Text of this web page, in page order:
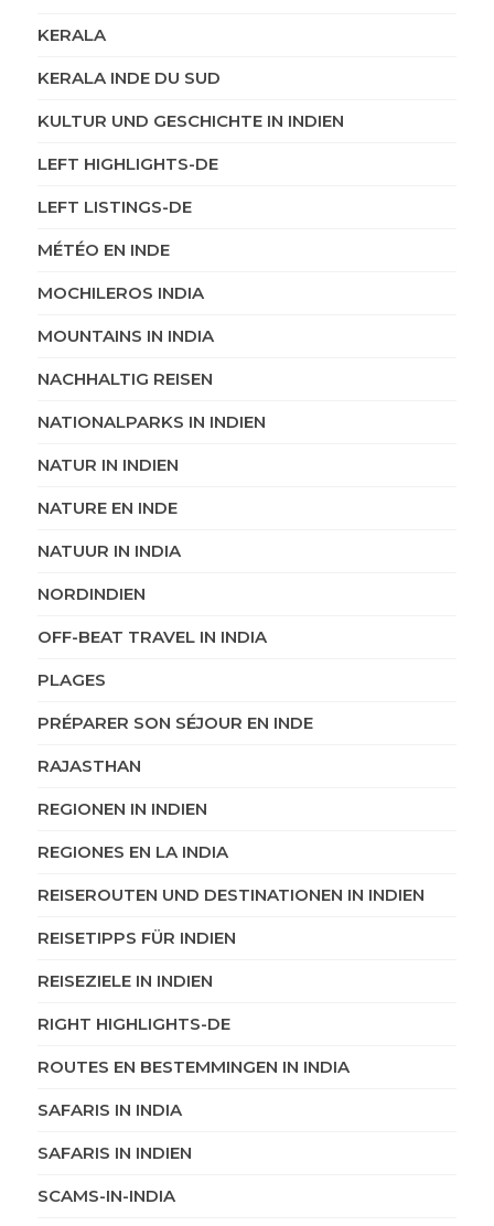
KERALA
KERALA INDE DU SUD
KULTUR UND GESCHICHTE IN INDIEN
LEFT HIGHLIGHTS-DE
LEFT LISTINGS-DE
MÉTÉO EN INDE
MOCHILEROS INDIA
MOUNTAINS IN INDIA
NACHHALTIG REISEN
NATIONALPARKS IN INDIEN
NATUR IN INDIEN
NATURE EN INDE
NATUUR IN INDIA
NORDINDIEN
OFF-BEAT TRAVEL IN INDIA
PLAGES
PRÉPARER SON SÉJOUR EN INDE
RAJASTHAN
REGIONEN IN INDIEN
REGIONES EN LA INDIA
REISEROUTEN UND DESTINATIONEN IN INDIEN
REISETIPPS FÜR INDIEN
REISEZIELE IN INDIEN
RIGHT HIGHLIGHTS-DE
ROUTES EN BESTEMMINGEN IN INDIA
SAFARIS IN INDIA
SAFARIS IN INDIEN
SCAMS-IN-INDIA